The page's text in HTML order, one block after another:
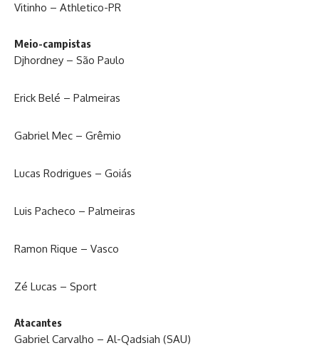
Vitinho – Athletico-PR
Meio-campistas
Djhordney – São Paulo
Erick Belé – Palmeiras
Gabriel Mec – Grêmio
Lucas Rodrigues – Goiás
Luis Pacheco – Palmeiras
Ramon Rique – Vasco
Zé Lucas – Sport
Atacantes
Gabriel Carvalho – Al-Qadsiah (SAU)